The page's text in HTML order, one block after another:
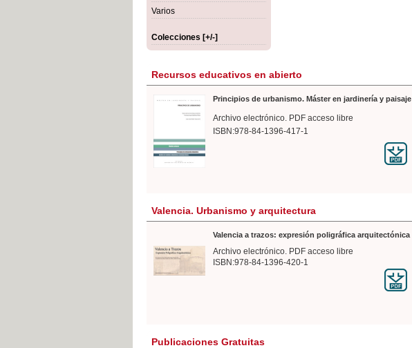
Varios
Colecciones [+/-]
Recursos educativos en abierto
Principios de urbanismo. Máster en jardinería y paisaje
Archivo electrónico. PDF acceso libre
ISBN:978-84-1396-417-1
Valencia. Urbanismo y arquitectura
Valencia a trazos: expresión poligráfica arquitectónica
Archivo electrónico. PDF acceso libre
ISBN:978-84-1396-420-1
Publicaciones Gratuitas